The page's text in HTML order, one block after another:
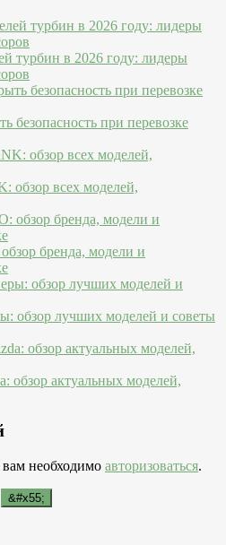
турбин в 2026 году: лидеры
безопасность при перевозке
обзор всех моделей,
бренда, модели и
обзор лучших моделей и советы
обзор актуальных моделей,
необходимо авторизоваться.